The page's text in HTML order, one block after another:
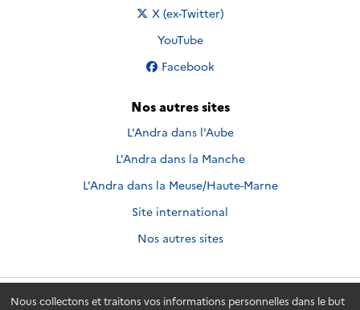
Nous collectons et traitons vos informations personnelles dans le but
Nous suivre sur
X (ex-Twitter)
Nous suivre sur
YouTube
Nous suivre sur
Facebook
Nos autres sites
L'Andra dans l'Aube
L'Andra dans la Manche
L'Andra dans la Meuse/Haute-Marne
Site international
Nos autres sites
Andra.fr © 2026 - Andra. Tous droits réservés.